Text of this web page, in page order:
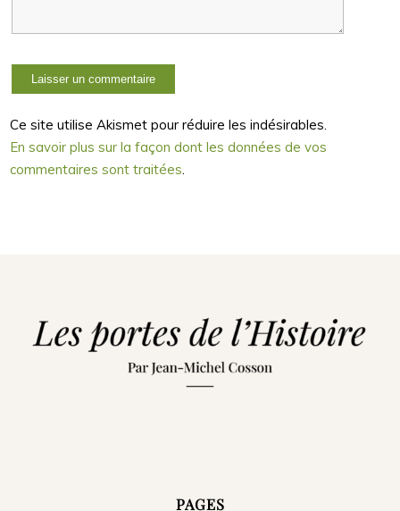
Ce site utilise Akismet pour réduire les indésirables.
En savoir plus sur la façon dont les données de vos
commentaires sont traitées.
PAGES